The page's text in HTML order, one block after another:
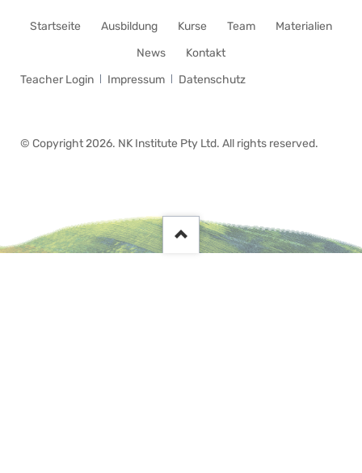
Navigation
Startseite Ausbildung Kurse Team
Materialien
News
Kontakt
Navigation
Teacher Login Impressum Datenschutz
© Copyright 2026. NK Institute Pty Ltd. All rights reserved.